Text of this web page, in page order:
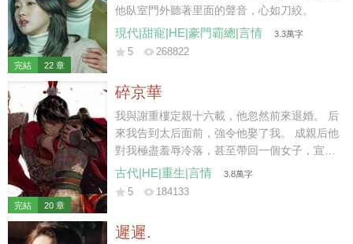
錯，而且…… 每次帶的禮物，都是她並不喜歡
的。 星星的項鏈，月亮的吊墜。 多諷刺，他
心裏的那個人，就叫童星月。 雖然已經和她結
了婚，但他無時無刻都會用各種各種的方式提
婚姻的，我接受你所有的要求，但我不愛你，
甚至，憎惡你。
笑了。 那你就，在這兒等死吧。
完結 22 章
他臥室門外聽著里面的聲音，心如刀絞。
現代|甜寵|HE|豪門霸總|言情 3.3萬字
5 268822
完結 20 章
碎京華
我與謝重樓定親十六載，他忽然前來退婚。 后
來我告到太后面前，強令他娶了我。 成親后他
對我極盡羞辱冷落，甚至帶回一個女子，宣布
要休妻再娶。 那時我陸家已然式微，連太后也
不肯再替我做主。 可我一身烈骨，哪里受得住
前。
古代|HE|重生|言情 3.8萬字
5 184133
遲遲.